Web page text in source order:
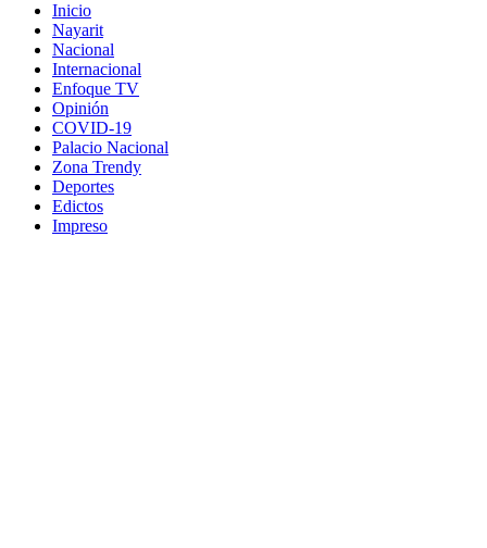
Inicio
Nayarit
Nacional
Internacional
Enfoque TV
Opinión
COVID-19
Palacio Nacional
Zona Trendy
Deportes
Edictos
Impreso